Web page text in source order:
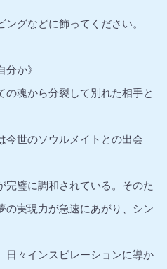
グなどに飾ってください。
分か》
魂から分裂して別れた相手と
世のソウルメイトとの出会
璧に調和されている。そのた
の実現力が急速にあがり、シン
々インスピレーションに導か